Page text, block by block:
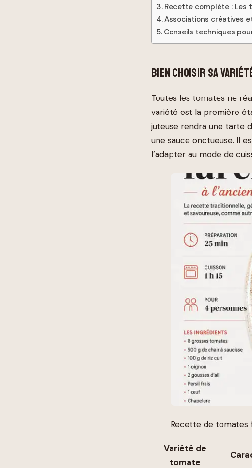
Recette complète : Les
Associations créatives
Conseils techniques
BIEN CHOISIR SA
Toutes les tomates ne
variété est la première
juteuse rendra une tarte
une sauce onctueuse. Il
l’adapter au mode de
Recette de tomates
Variété de
tomate